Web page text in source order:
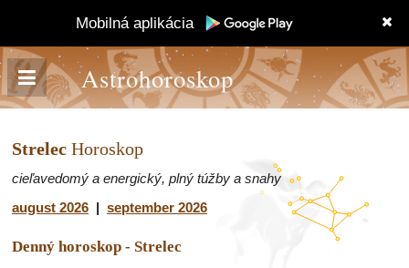
Mobilná aplikácia
Astrohoroskop
Strelec Horoskop
cieľavedomý a energický, plný túžby a snahy
august 2026 | september 2026
Denný horoskop - Strelec